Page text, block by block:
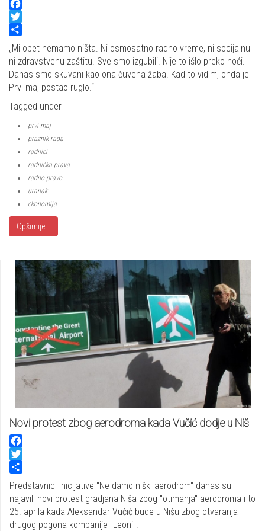
Facebook
Twitter
Share
„Mi opet nemamo ništa. Ni osmosatno radno vreme, ni socijalnu
ni zdravstvenu zaštitu. Sve smo izgubili. Nije to išlo preko noći.
Danas smo skuvani kao ona čuvena žaba. Kad to vidim, onda je
Prvi maj postao ruglo.“
Tagged under
prvi maj
praznik rada
radnici
radnička prava
radno pravo
uranak
ekonomija
Opširnije...
Novi protest zbog aerodroma kada Vučić dodje u Niš
Facebook
Twitter
Share
Predstavnici Inicijative "Ne damo niški aerodrom" danas su
najavili novi protest gradjana Niša zbog "otimanja" aerodroma i to
25. aprila kada Aleksandar Vučić bude u Nišu zbog otvaranja
drugog pogona kompanije "Leoni".